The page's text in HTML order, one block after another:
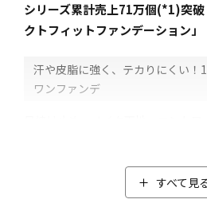
シリーズ累計売上71万個(*1)突破
クトフィットファンデーション」
汗や皮脂に強く、テカりにくい！
ワンファンデ
コレ１つでベースメイクが完成！
簡単、時短でパパっとベースメイク
すべて見